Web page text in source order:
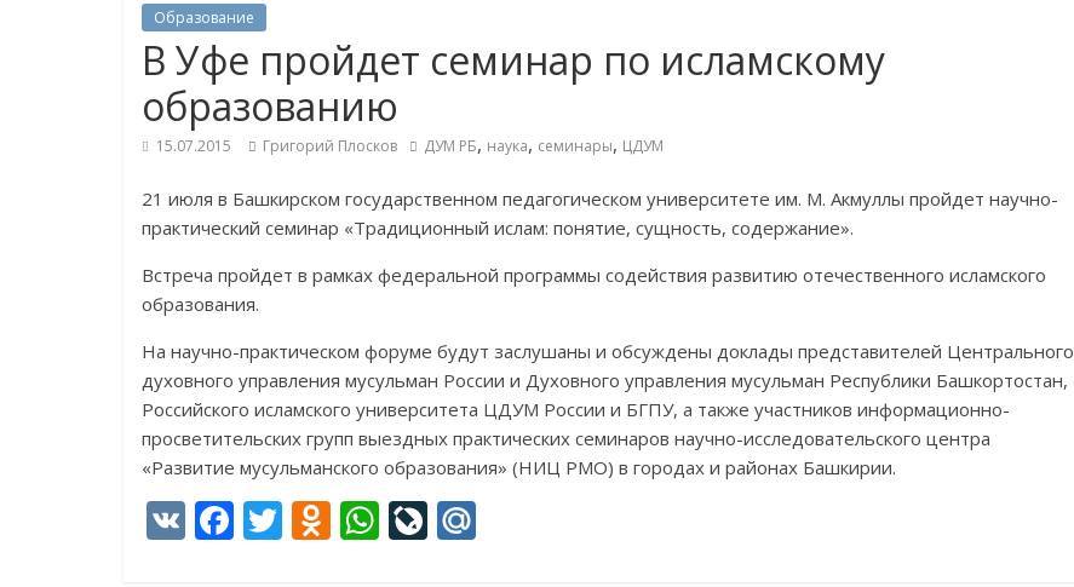
Образование
В Уфе пройдет семинар по исламскому
образованию
15.07.2015 Григорий Плосков ДУМ РБ, наука, семинары, ЦДУМ
21 июля в Башкирском государственном педагогическом университете им. М. Акмуллы пройдет научно-
практический семинар «Традиционный ислам: понятие, сущность, содержание».
Встреча пройдет в рамках федеральной программы содействия развитию отечественного исламского
образования.
На научно-практическом форуме будут заслушаны и обсуждены доклады представителей Центрального
духовного управления мусульман России и Духовного управления мусульман Республики Башкортостан,
Российского исламского университета ЦДУМ России и БГПУ, а также участников информационно-
просветительских групп выездных практических семинаров научно-исследовательского центра
«Развитие мусульманского образования» (НИЦ РМО) в городах и районах Башкирии.
V F T O W Li